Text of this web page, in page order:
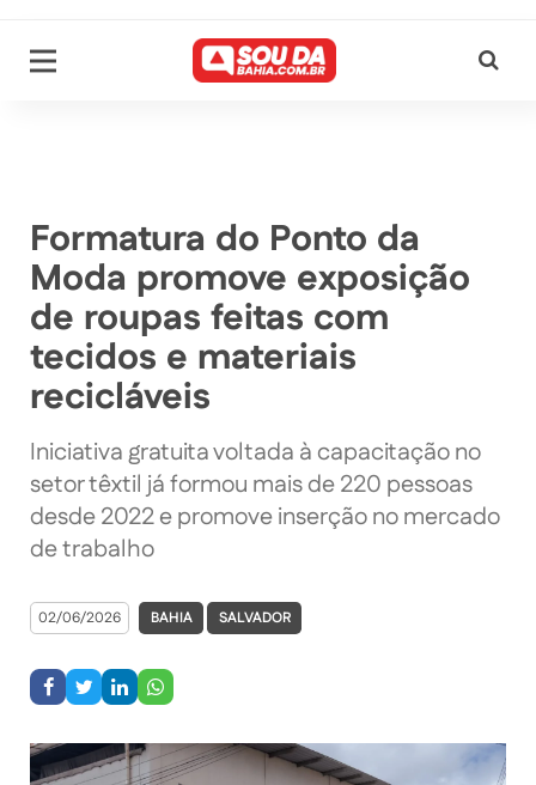
Formatura do Ponto da
Moda promove exposição
de roupas feitas com
tecidos e materiais
recicláveis
Iniciativa gratuita voltada à capacitação no
setor têxtil já formou mais de 220 pessoas
desde 2022 e promove inserção no mercado
de trabalho
02/06/2026 BAHIA SALVADOR